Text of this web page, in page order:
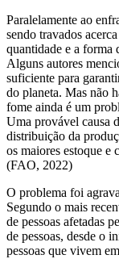
Paralelamente ao
sendo travados
quantidade e a forma
Alguns autores
suficiente para
do planeta. Mas não
fome ainda é um
Uma provável causa
distribuição da
os maiores estoque e
(FAO, 2022)
O problema foi
Segundo o mais
de pessoas afetadas
de pessoas, desde o
pessoas que vivem